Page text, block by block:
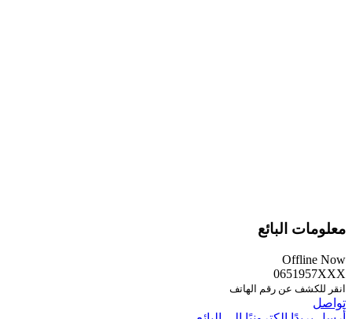
معلومات البائع
Offline Now
0651957XXX
انقر للكشف عن رقم الهاتف
تواصل